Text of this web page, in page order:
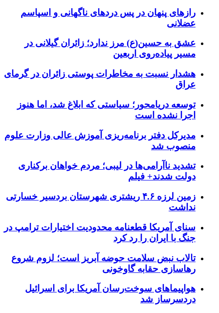
رازهای پنهان در پس دردهای ناگهانی و اسپاسم
عضلانی
عشق به حسین(ع) مرز ندارد؛ زائران گیلانی در
مسیر پیاده‌روی اربعین
هشدار نسبت به مخاطرات پوستی زائران در گرمای
عراق
توسعه دریامحور؛ سیاستی که ابلاغ شد، اما هنوز
اجرا نشده است
مدیرکل دفتر برنامه‌ریزی آموزش عالی وزارت علوم
منصوب شد
تشدید ناآرامی‌ها در لیبی؛ مردم خواهان برکناری
دولت شدند+ فیلم
زمین لرزه ۴.۶ ریشتری شهرستان بردسیر خسارتی
نداشت
سنای آمریکا قطعنامه محدودیت اختیارات ترامپ در
جنگ با ایران را رد کرد
تالاب نبض سلامت حوضه آبریز است؛ لزوم شروع
رهاسازی حقابه گاوخونی
هواپیماهای سوخت‌رسان آمریکا برای اسرائیل
دردسرساز شد